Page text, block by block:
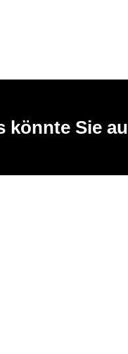
könnte Sie